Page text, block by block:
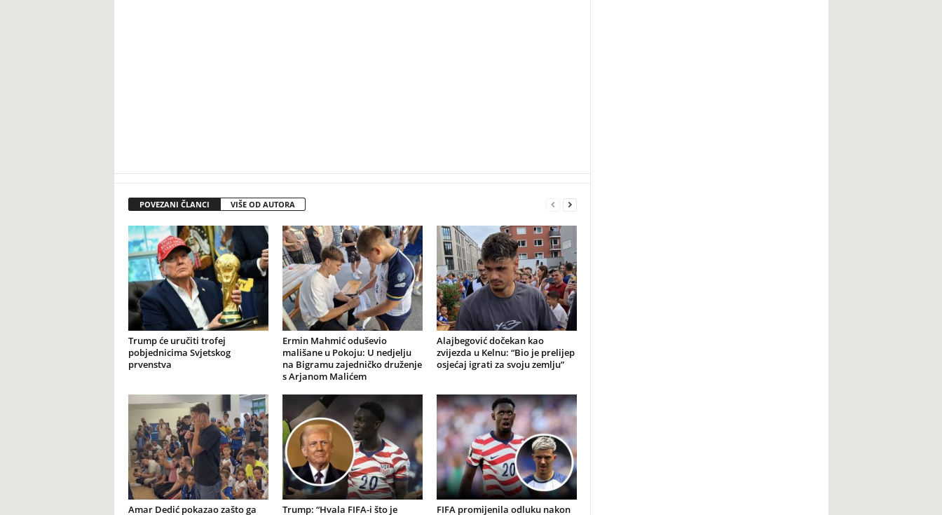
POVEZANI ČLANCI VIŠE OD AUTORA
Trump će uručiti trofej
pobjednicima Svjetskog
prvenstva
Ermin Mahmić oduševio
mališane u Pokoju: U nedjelju
na Bigramu zajedničko druženje
s Arjanom Malićem
Alajbegović dočekan kao
zvijezda u Kelnu: “Bio je prelijep
osjećaj igrati za svoju zemlju”
Amar Dedić pokazao zašto ga
Trump: “Hvala FIFA-i što je
FIFA promijenila odluku nakon